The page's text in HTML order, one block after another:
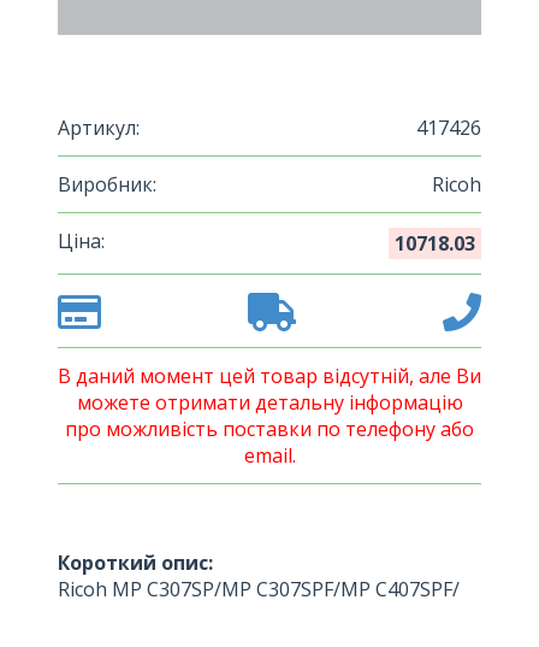
Артикул: 417426
Виробник: Ricoh
Ціна: 10718.03
В даний момент цей товар відсутній, але Ви
можете отримати детальну інформацію
про можливість поставки по телефону або
email.
Короткий опис:
Ricoh MP C307SP/MP C307SPF/MP C407SPF/